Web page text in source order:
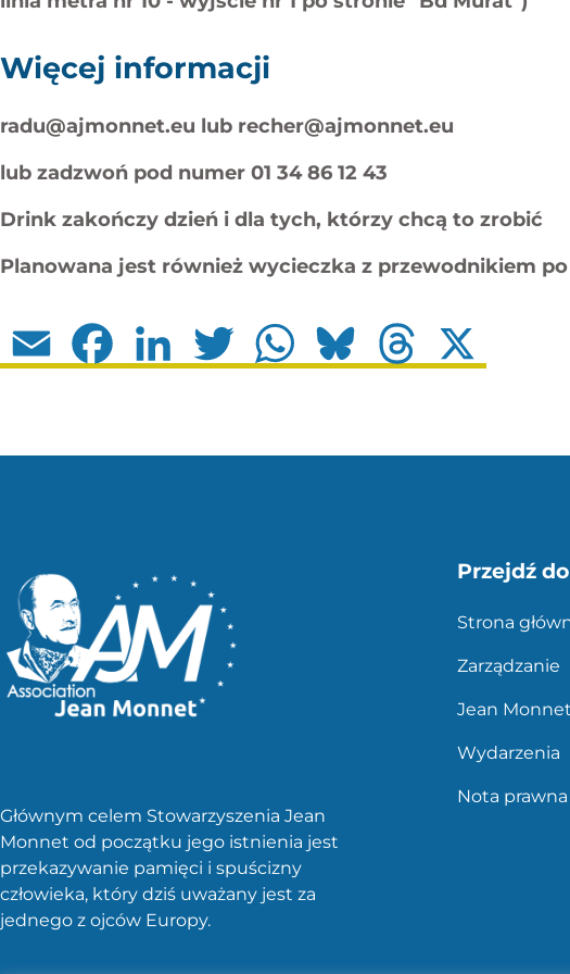
Więcej informacji
radu@ajmonnet.eu lub recher@ajmonnet.eu
lub zadzwoń pod numer 01 34 86 12 43
Drink zakończy dzień i dla tych, którzy chcą to zrobić
Planowana jest również wycieczka z przewodnikiem
Email FacebookLinkedIn Twitter WhatsAppBluesky Threads
Głównym celem Stowarzyszenia Jean
Monnet od początku jego istnienia jest
przekazywanie pamięci i spuścizny
człowieka, który dziś uważany jest za
jednego z ojców Europy.
Przejdź
Strona
Zarządzanie
Jean Monnet
Wydarzenia
Nota prawna